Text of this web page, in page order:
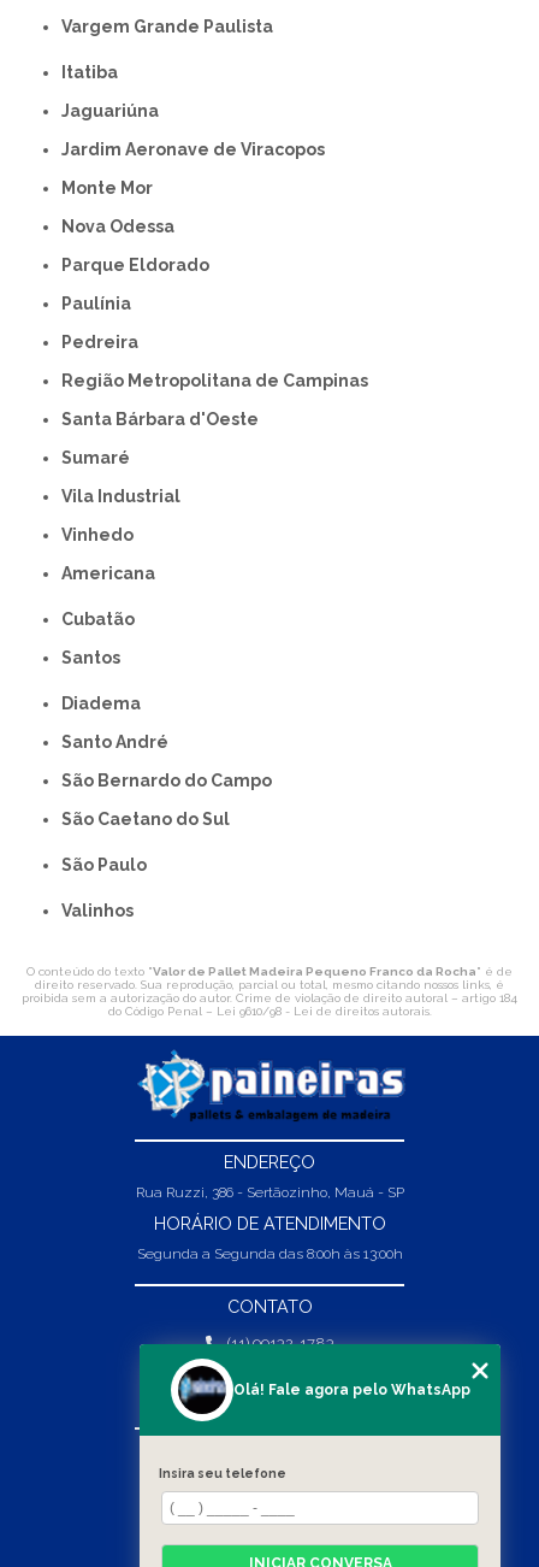
Vargem Grande Paulista
Itatiba
Jaguariúna
Jardim Aeronave de Viracopos
Monte Mor
Nova Odessa
Parque Eldorado
Paulínia
Pedreira
Região Metropolitana de Campinas
Santa Bárbara d'Oeste
Sumaré
Vila Industrial
Vinhedo
americana
Cubatão
Santos
Diadema
Santo André
São Bernardo do Campo
São Caetano do Sul
São Paulo
Valinhos
O conteúdo do texto "Valor de Pallet Madeira Pequeno Franco da Rocha" é de
direito reservado. Sua reprodução, parcial ou total, mesmo citando nossos links, é
proibida sem a autorização do autor. Crime de violação de direito autoral – artigo 184
do Código Penal – Lei 9610/98 - Lei de direitos autorais.
ENDEREÇO
Rua Ruzzi, 386 - Sertãozinho, Mauá - SP
HORÁRIO DE ATENDIMENTO
Segunda a Segunda das 8:00h às 13:00h
CONTATO
(11) 99132-1783
(11) 99132-1783
vendas@abpaineiras.com.br
SOBRE NÓS
PRODUTOS
Olá! Fale agora pelo WhatsApp
Insira seu telefone
INICIAR CONVERSA